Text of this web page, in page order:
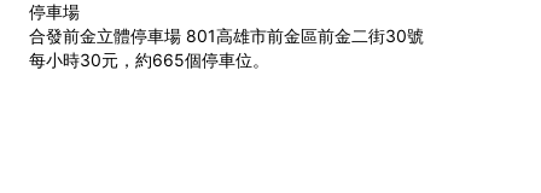
停車場
合發前金立體停車場 801高雄市前金區前金二街30號
每小時30元，約665個停車位。